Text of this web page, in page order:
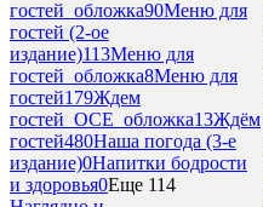
гостей_обложка90Меню для
гостей (2-ое
издание)113Меню для
гостей_обложка8Меню для
гостей179Ждем
гостей_ОСЕ_обложка13Ждём
гостей480Наша погода (3-е
издание)0Напитки бодрости
и здоровья0Еще 114